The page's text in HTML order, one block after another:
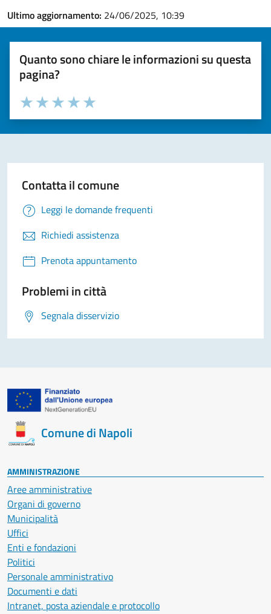
Ultimo aggiornamento: 24/06/2025, 10:39
Quanto sono chiare le informazioni su questa
pagina?
Valuta la chiarezza delle informazioni (da 1 a 5 stelle)
Seleziona il numero di stelle per valutare la chiarezza delle
Valuta 5 stelle su 5
Valuta 4 stelle su 5
Valuta 3 stelle su 5
Valuta 2 stelle su 5
Valuta 1 stelle su 5
Contatta il comune
Leggi le domande frequenti
Richiedi assistenza
Prenota appuntamento
Problemi in città
Segnala disservizio
Comune di Napoli
AMMINISTRAZIONE
Aree amministrative
Organi di governo
Municipalità
Uffici
Enti e fondazioni
Politici
Personale amministrativo
Documenti e dati
Intranet, posta aziendale e protocollo